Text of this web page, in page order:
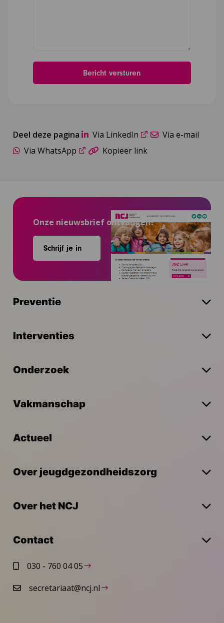
Deel deze pagina Via LinkedIn
Via e-mail
Via WhatsApp
Kopieer link
Onze nieuwsbrief ontvangen?
Schrijf je in
Preventie
Interventies
Onderzoek
Vakmanschap
Actueel
Over jeugdgezondheidszorg
Over het NCJ
Contact
030 - 760 04 05
secretariaat@ncj.nl